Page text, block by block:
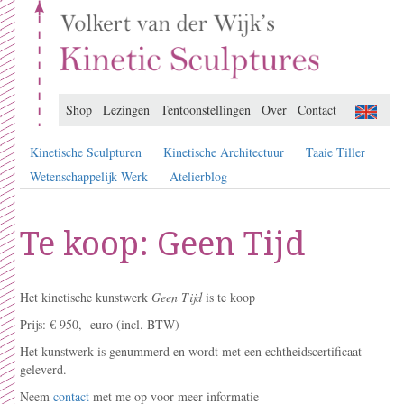
Shop Lezingen Tentoonstellingen Over Contact
Kinetische Sculpturen Kinetische Architectuur
Taaie Tiller
Wetenschappelijk Werk
Atelierblog
Te koop: Geen Tijd
Het kinetische kunstwerk Geen Tijdis te koop
Prijs: € 950,- euro (incl. BTW)
Het kunstwerk is genummerd en wordt met een echtheidscertificaat
geleverd.
Neem contact met me op voor meer informatie